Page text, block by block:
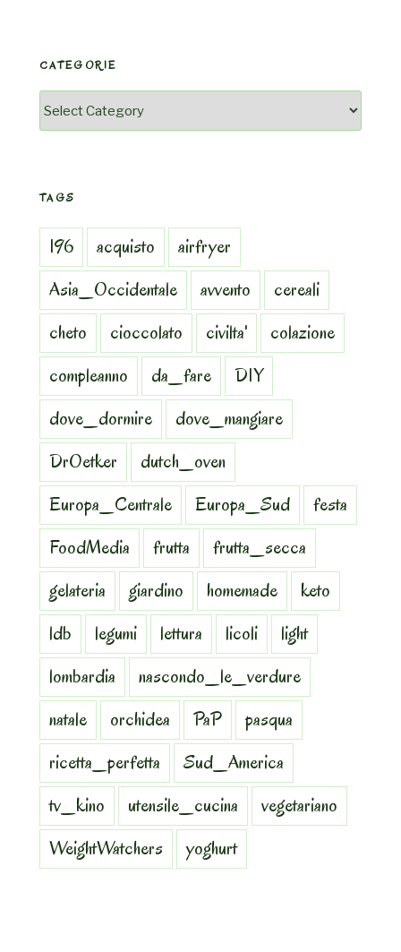
CATEGORIE
Categorie
TAGS
196 acquisto
airfryer
Asia_Occidentale
avvento
cereali
cheto
cioccolato civilta'
colazione
compleanno
da_fare
DIY
dove_dormire
dove_mangiare
DrOetker
dutch_oven
Europa_Centrale
Europa_Sud
festa
FoodMedia
frutta
frutta_secca
gelateria
giardino homemade
keto
ldb
legumi lettura licoli
light
lombardia
nascondo_le_verdure
natale
orchidea PaP
pasqua
ricetta_perfetta
Sud_America
tv_kino
utensile_cucina
vegetariano
WeightWatchers
yoghurt